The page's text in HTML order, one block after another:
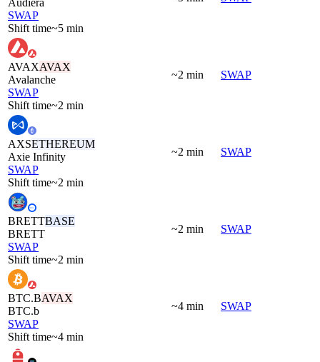
SWAP
Shift time~5 min
AVAXAVAX
Avalanche
SWAP
Shift time~2 min
~2 min SWAP
AXSETHEREUM
Axie Infinity
SWAP
Shift time~2 min
~2 min SWAP
BRETTBASE
BRETT
SWAP
Shift time~2 min
~2 min SWAP
BTC.BAVAX
BTC.b
SWAP
Shift time~4 min
~4 min SWAP